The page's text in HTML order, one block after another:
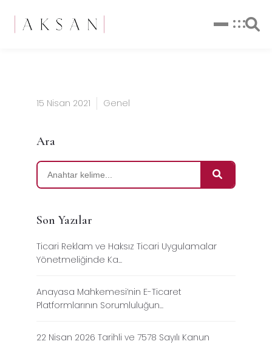
15 Nisan 2021 Genel
Ara
Son Yazılar
Ticari Reklam ve Haksız Ticari Uygulamalar
Yönetmeliğinde Ka...
Anayasa Mahkemesi’nin E-Ticaret
Platformlarının Sorumluluğun...
22 Nisan 2026 Tarihli ve 7578 Sayılı Kanun